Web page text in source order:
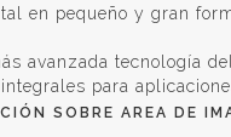
en pequeño y gran
avanzada tecnología
para
SOBRE AREA DE